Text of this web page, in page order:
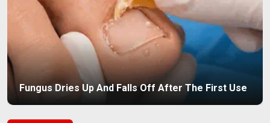
Fungus Dries Up And Falls Off After The First Use